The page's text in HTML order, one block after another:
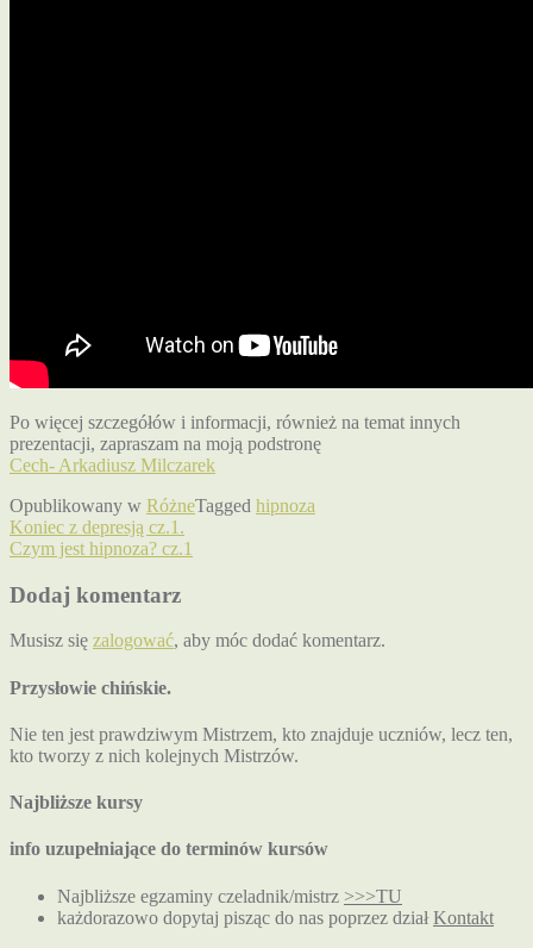
Po więcej szczegółów i informacji, również na temat innych
prezentacji, zapraszam na moją podstronę
Cech- Arkadiusz Milczarek
Opublikowany w RóżneTagged hipnoza
Nawigacja
wpisu
Koniec z depresją cz.1.
Czym jest hipnoza? cz.1
Dodaj komentarz
Musisz się zalogować, aby móc dodać komentarz.
Przysłowie chińskie.
Nie ten jest prawdziwym Mistrzem, kto znajduje uczniów, lecz ten,
kto tworzy z nich kolejnych Mistrzów.
Najbliższe kursy
info uzupełniające do terminów kursów
Najbliższe egzaminy czeladnik/mistrz >>>TU
każdorazowo dopytaj pisząc do nas poprzez działKontakt